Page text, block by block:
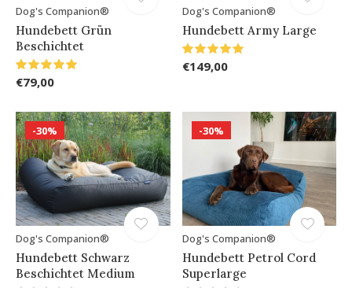
Dog's Companion®
Hundebett Grün
Beschichtet
€79,00
Dog's Companion®
Hundebett Army Large
€149,00
-30%
Dog's Companion®
Hundebett Schwarz
Beschichtet Medium
-30%
Dog's Companion®
Hundebett Petrol Cord
Superlarge